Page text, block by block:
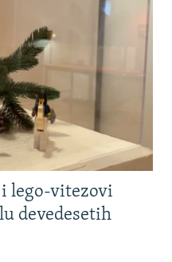
lego-vitezovi
devedesetih